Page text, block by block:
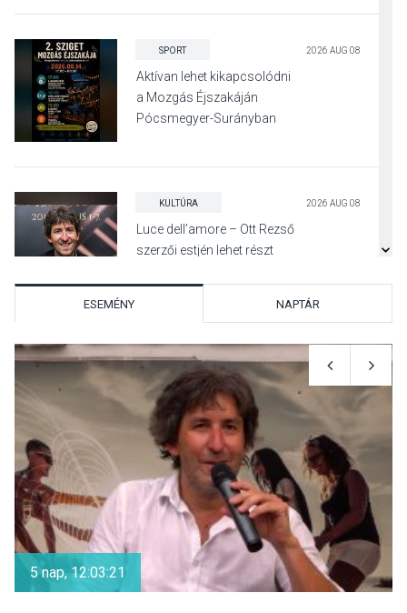
SPORT 2026 AUG 08
Aktívan lehet kikapcsolódni
a Mozgás Éjszakáján
Pócsmegyer-Surányban
KULTÚRA 2026 AUG 08
Luce dell’amore – Ott Rezső
szerzői estjén lehet részt
KÖZÉLET
Felhívás a gyermekek
fokozott védelmére a nyári
hőségben
KULTÚRA 2026 AUG 07
Reneszánsz dallamok
csendülnek fel a visegrádi
Királyi Palota
ESEMÉNY NAPTÁR
5 nap, 12:03:20